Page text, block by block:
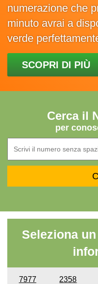
numerazione che
minuto avrai a
verde
SCOPRI DI PIÙ
Cerca il
per
Seleziona
7977 2358